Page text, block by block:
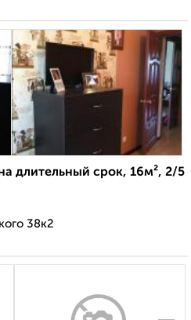
длительный срок, 16м², 2/5
38к2